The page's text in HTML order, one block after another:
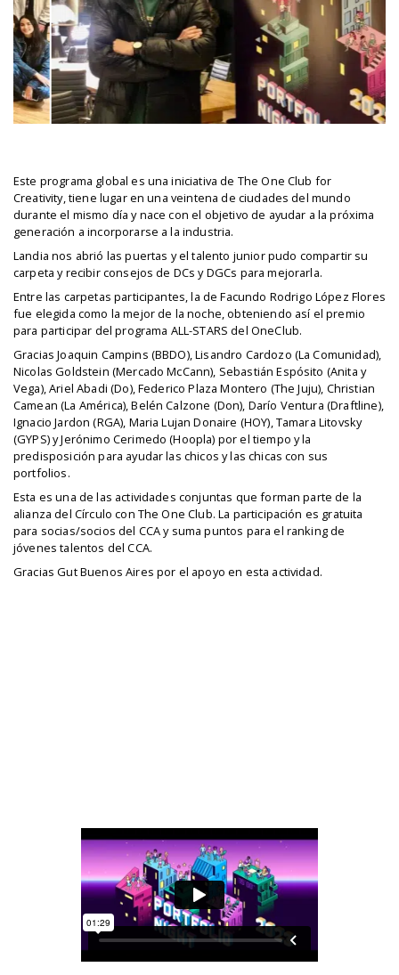
Este programa global es una iniciativa de The One Club for
Creativity, tiene lugar en una veintena de ciudades del mundo
durante el mismo día y nace con el objetivo de ayudar a la próxima
generación a incorporarse a la industria.
Landia nos abrió las puertas y el talento junior pudo compartir su
carpeta y recibir consejos de DCs y DGCs para mejorarla.
Entre las carpetas participantes, la de Facundo Rodrigo López Flores
fue elegida como la mejor de la noche, obteniendo así el premio
para participar del programa ALL-STARS del OneClub.
Gracias Joaquin Campins (BBDO), Lisandro Cardozo (La Comunidad),
Nicolas Goldstein (Mercado McCann), Sebastián Espósito (Anita y
Vega), Ariel Abadi (Do), Federico Plaza Montero (The Juju), Christian
Camean (La América), Belén Calzone (Don), Darío Ventura (Draftline),
Ignacio Jardon (RGA), Maria Lujan Donaire (HOY), Tamara Litovsky
(GYPS) y Jerónimo Cerimedo (Hoopla) por el tiempo y la
predisposición para ayudar las chicos y las chicas con sus
portfolios.
Esta es una de las actividades conjuntas que forman parte de la
alianza del Círculo con The One Club. La participación es gratuita
para socias/socios del CCA y suma puntos para el ranking de
jóvenes talentos del CCA.
Gracias Gut Buenos Aires por el apoyo en esta actividad.